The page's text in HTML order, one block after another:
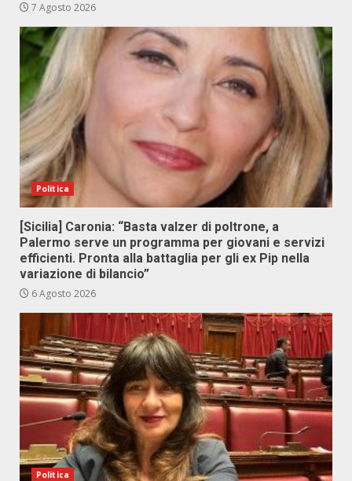
7 Agosto 2026
Politica
[Sicilia] Caronia: “Basta valzer di poltrone, a
Palermo serve un programma per giovani e servizi
efficienti. Pronta alla battaglia per gli ex Pip nella
variazione di bilancio”
6 Agosto 2026
Politica